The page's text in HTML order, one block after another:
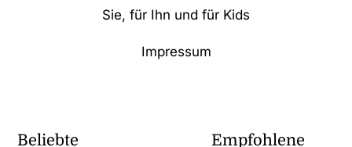
Sie, für Ihn und für Kids
Impressum
Beliebte
Empfohlene